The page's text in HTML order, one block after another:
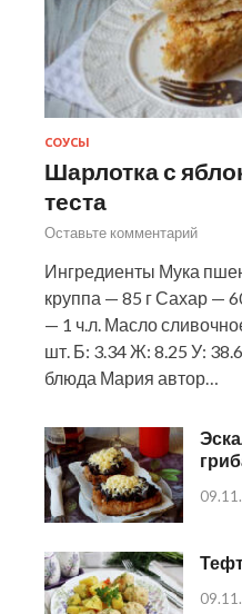
СОУСЫ
Шарлотка с
теста
Оставьте комментарий
Ингредиенты Мука
круппа — 85 г Сахар —
— 1 ч.л. Масло
шт. Б: 3.34 Ж: 8.25 У:
блюда Мария автор…